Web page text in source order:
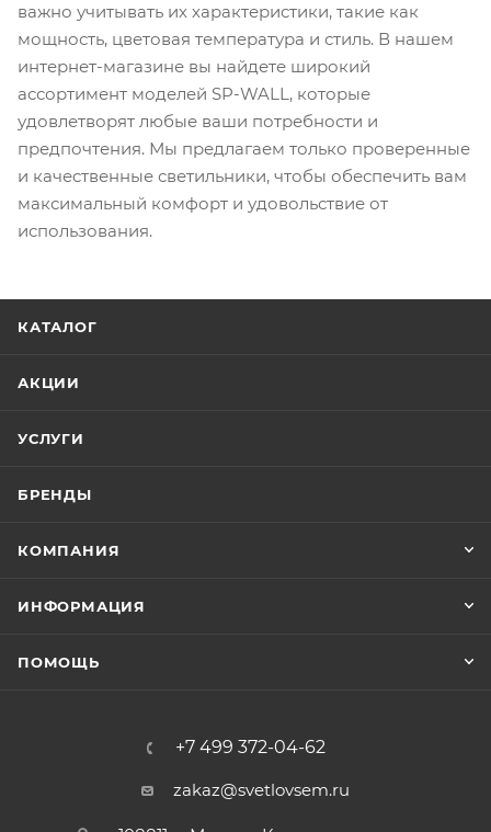
важно учитывать их характеристики, такие как
мощность, цветовая температура и стиль. В нашем
интернет-магазине вы найдете широкий
ассортимент моделей SP-WALL, которые
удовлетворят любые ваши потребности и
предпочтения. Мы предлагаем только проверенные
и качественные светильники, чтобы обеспечить вам
максимальный комфорт и удовольствие от
использования.
КАТАЛОГ
АКЦИИ
УСЛУГИ
БРЕНДЫ
КОМПАНИЯ
ИНФОРМАЦИЯ
ПОМОЩЬ
+7 499 372-04-62
zakaz@svetlovsem.ru